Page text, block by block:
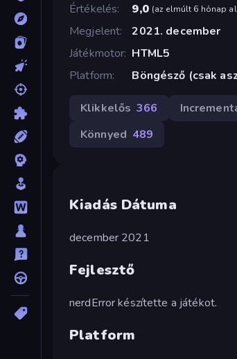
Értékelés
9,0 (az elmúlt 6 hónap
Megjelent
2021. december
Játékmotor HTML5
Platform
Böngésző (csak
Klikkelős 366
Könnyed 489
Kiadás Dátuma
december 2021
Fejlesztő
nerdError készítette a játékot.
Platform